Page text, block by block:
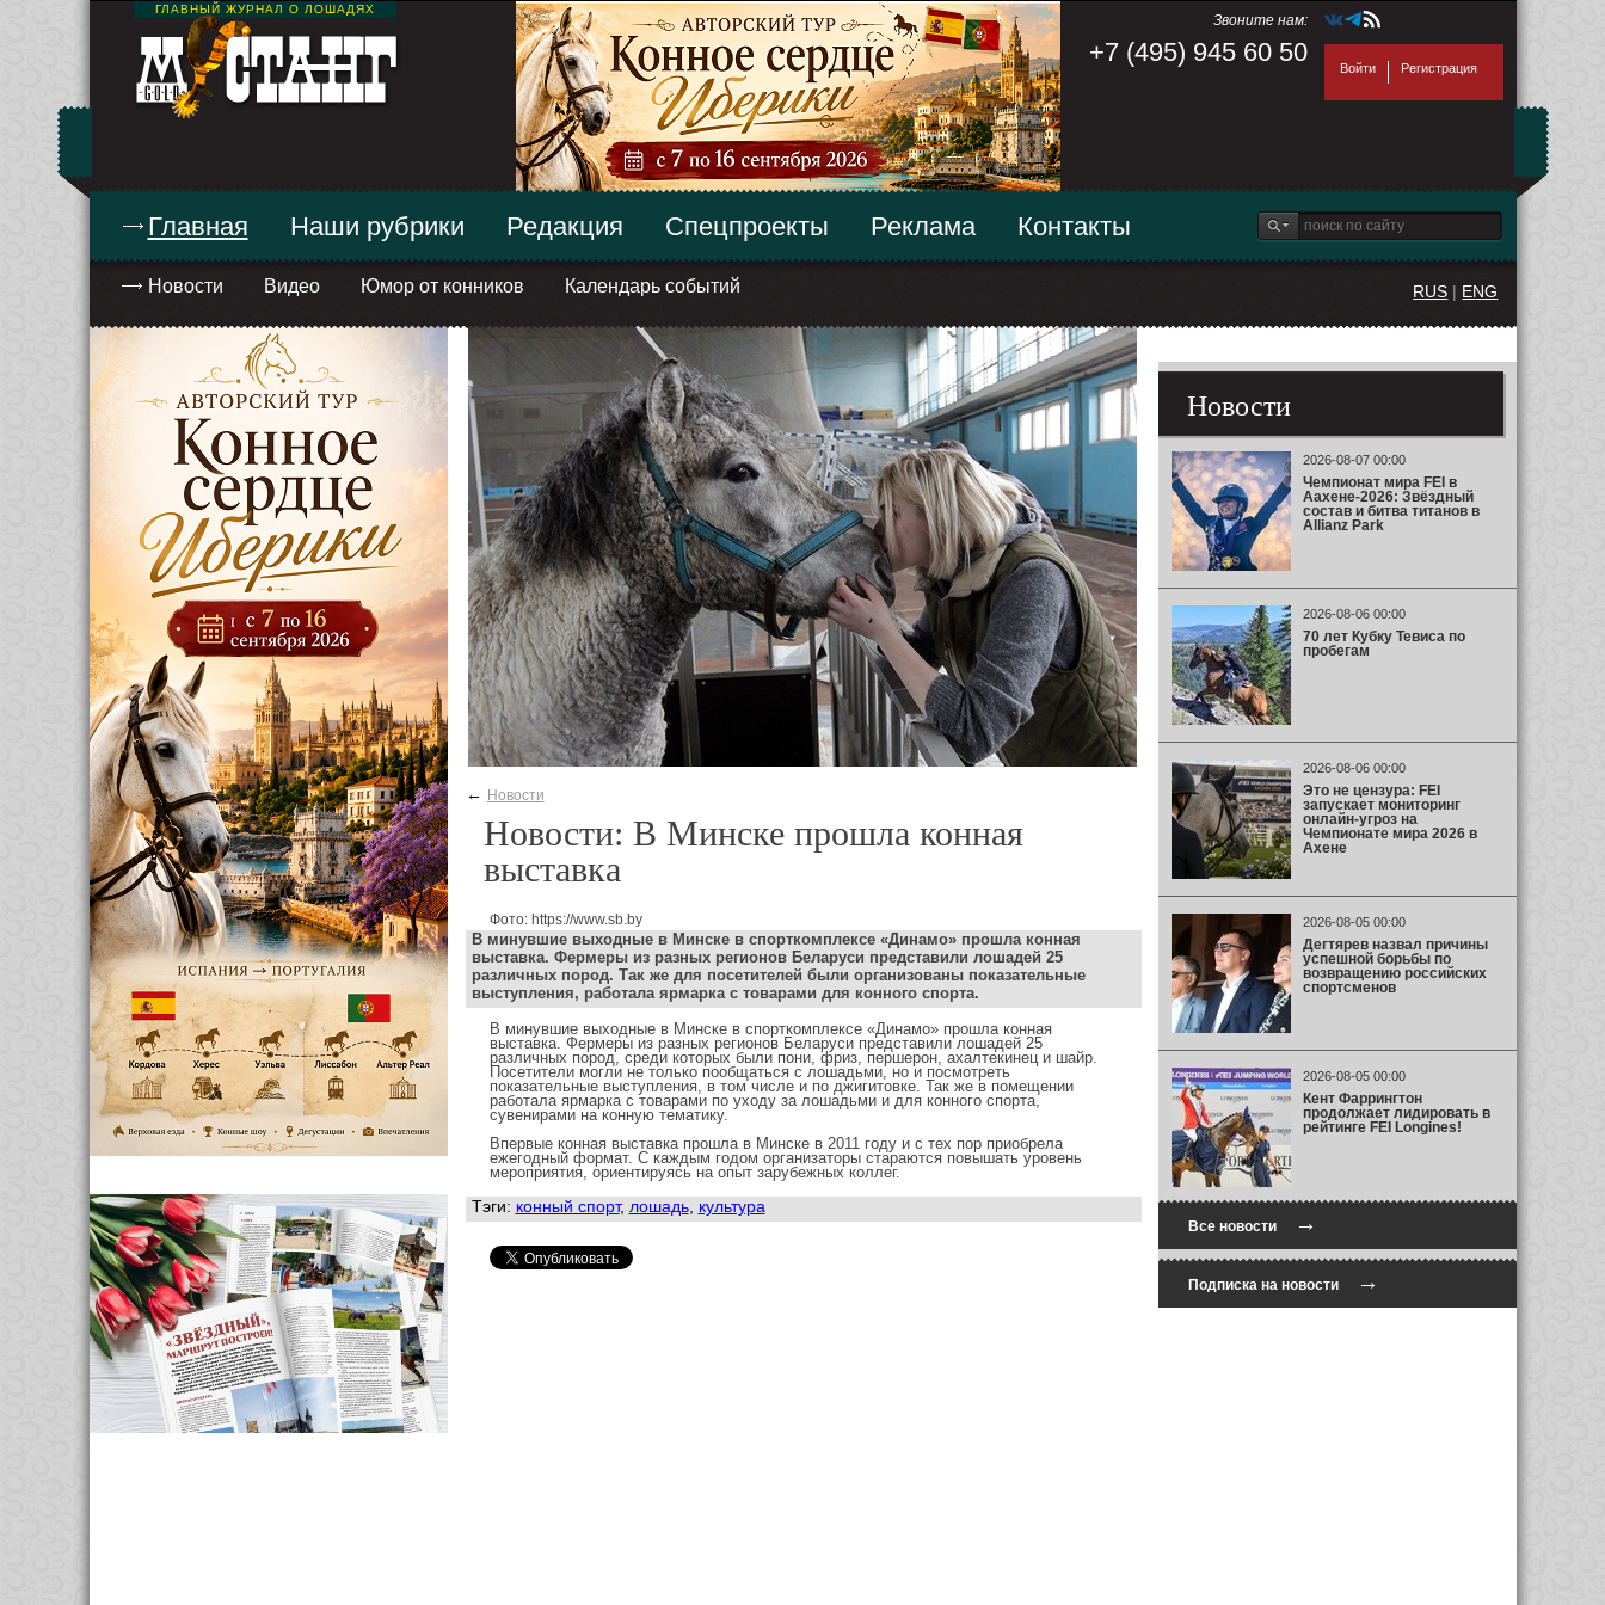
ГЛАВНЫЙ ЖУРНАЛ О ЛОШАДЯХ
Звоните нам:
+7 (495) 945 60 50
Войти Регистрация
Главная
Новости Видео Юмор от конников Календарь событий
Наши рубрики Редакция Спецпроекты Реклама Контакты
RUS | ENG
← Новости
Новости: В Минске прошла конная
выставка
Фото: https://www.sb.by
В минувшие выходные в Минске в спорткомплексе «Динамо» прошла конная
выставка. Фермеры из разных регионов Беларуси представили лошадей 25
различных пород. Так же для посетителей были организованы показательные
выступления, работала ярмарка с товарами для конного спорта.
В минувшие выходные в Минске в спорткомплексе «Динамо» прошла конная
выставка. Фермеры из разных регионов Беларуси представили лошадей 25
различных пород, среди которых былипони, фриз, першерон, ахалтекинец и шайр.
Посетители могли не только пообщаться с лошадьми, но и посмотреть
показательные выступления, в том числе и по джигитовке. Так же в помещении
работала ярмарка с товарами по уходу за лошадьми и для конного спорта,
сувенирами на конную тематику.
Впервые конная выставка прошла в Минске в 2011 году и с тех пор приобрела
ежегодный формат. С каждым годом организаторы стараются повышать уровень
мероприятия, ориентируясь на опыт зарубежных коллег.
Тэги: конный спорт, лошадь, культура
Новости
2026-08-07 00:00
Чемпионат мира FEI в
Аахене-2026: Звёздный
состав и битва титанов в
Allianz Park
2026-08-06 00:00
70 лет Кубку Тевиса по
пробегам
2026-08-06 00:00
Это не цензура: FEI
запускает мониторинг
онлайн-угроз на
Чемпионате мира 2026 в
Ахене
2026-08-05 00:00
Дегтярев назвал причины
успешной борьбы по
возвращению российских
спортсменов
2026-08-05 00:00
Кент Фаррингтон
продолжает лидировать в
рейтинге FEI Longines!
Все новости→
Подписка на новости→